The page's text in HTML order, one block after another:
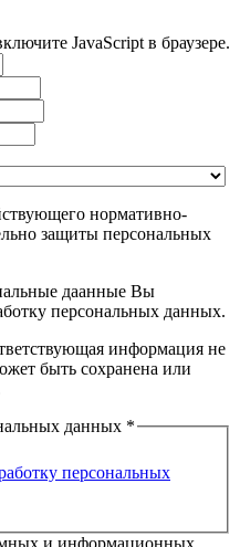
JavaScript в браузере.
нормативно-
защиты персональных
даанные Вы
персональных данных.
информация не
быть сохранена или
данных *
персональных
и информационных